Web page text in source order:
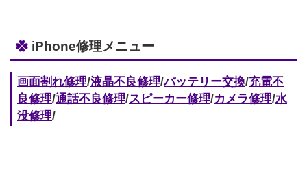
iPhone修理メニュー
画面割れ修理/液晶不良修理/バッテリー交換/充電不
良修理/通話不良修理/スピーカー修理/カメラ修理/水
没修理/